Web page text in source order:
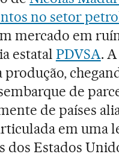
no setor
mercado em
estatal PDVSA.
de
de países
em uma
dos Estados